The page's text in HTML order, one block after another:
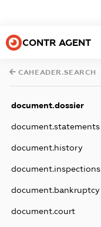
CONTR AGENT
CAHEADER.SEARCH
document.dossier
document.statements
document.history
document.inspections
document.bankruptcy
document.court